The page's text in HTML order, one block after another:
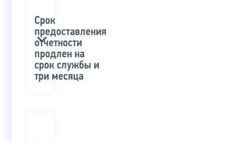
Срок
предоставления
отчетности
продлен на
срок службы и
три месяца